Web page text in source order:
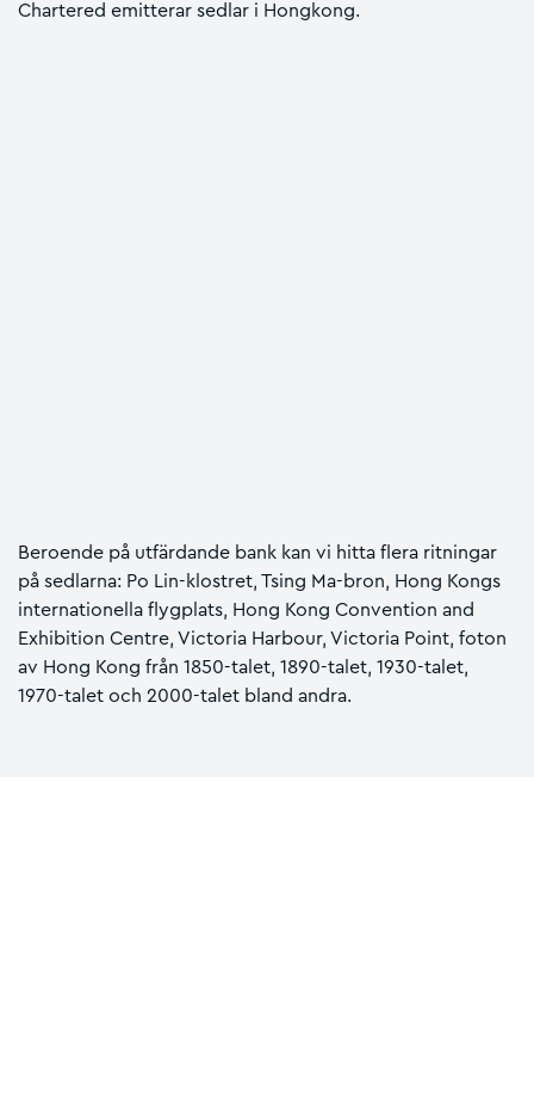
Chartered emitterar sedlar i Hongkong.
Beroende på utfärdande bank kan vi hitta flera ritningar
på sedlarna: Po Lin-klostret, Tsing Ma-bron, Hong Kongs
internationella flygplats, Hong Kong Convention and
Exhibition Centre, Victoria Harbour, Victoria Point, foton
av Hong Kong från 1850-talet, 1890-talet, 1930-talet,
1970-talet och 2000-talet bland andra.